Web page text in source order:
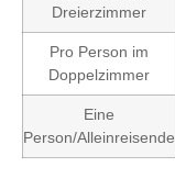
Dreierzimmer
Pro Person im
Doppelzimmer
Eine
Person/Alleinreisende